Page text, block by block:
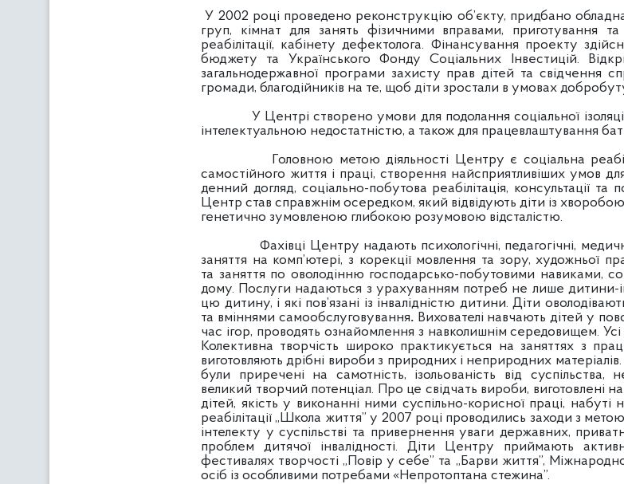
У 2002 році проведено реконструкцію об’єкту, придбано
груп, кімнат для занять фізичними вправами, приготування
реабілітації, кабінету дефектолога. Фінансування проекту
бюджету та Українського Фонду Соціальних Інвестицій.
загальнодержавної програми захисту прав дітей та свідчення
громади, благодійників на те, щоб діти зростали в умовах
У Центрі створено умови для подолання соціальної ізоляції
інтелектуальною недостатністю, а також для працевлаштування
Головною метою діяльності Центру є соціальна
самостійного життя і праці, створення найсприятливіших умов
денний догляд, соціально-побутова реабілітація, консультації та
Центр став справжнім осередком, який відвідують діти із
генетично зумовленою глибокою розумовою відсталістю.
Фахівці Центру надають психологічні, педагогічні, медичні
заняття на комп’ютері, з корекції мовлення та зору, художньої
та заняття по оволодінню господарсько-побутовими навиками,
дому. Послуги надаються з урахуванням потреб не лише дитини-
цю дитину, і які пов’язані із інвалідністю дитини. Діти
та вміннями самообслуговування. Вихователі навчають дітей у
час ігор, проводять ознайомлення з навколишнім середовищем.
Колективна творчість широко практикується на заняттях з
виготовляють дрібні вироби з природних і неприродних
були приречені на самотність, ізольованість від суспільства,
великий творчий потенціал. Про це свідчать вироби, виготовлені
дітей, якість у виконанні ними суспільно-корисної праці,
реабілітації „Школа життя” у 2007 році проводились заходи з
інтелекту у суспільстві та привернення уваги державних,
проблем дитячої інвалідності. Діти Центру приймають
фестивалях творчості „Повір у себе” та „Барви життя”,
осіб із особливими потребами «Непротоптана стежина”.